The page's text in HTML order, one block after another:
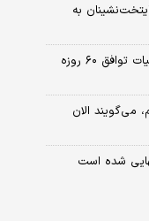
به
العربیه: توافق بازگشایی تنگه هرمز در راه است/جزئیات توافق ۶۰ روزه
می‌گویند الان
شده است